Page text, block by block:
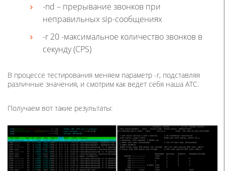
-nd – прерывание звонков при
неправильных sip-сообщениях
-r 20 -максимальное количество звонков в
секунду (CPS)
В процессе тестирования меняем параметр -r, подставляя
различные значения, и смотрим как ведет себя наша АТС.
Получаем вот такие результаты: